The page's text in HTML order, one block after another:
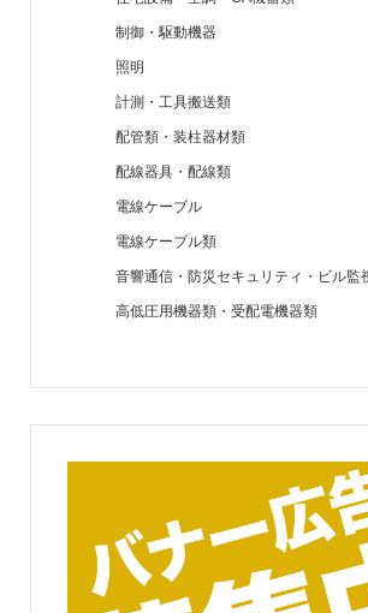
制御・駆動機器
照明
計測・工具搬送類
配管類・装柱器材類
配線器具・配線類
電線ケーブル
電線ケーブル類
音響通信・防災セキュリティ・ビル監
高低圧用機器類・受配電機器類